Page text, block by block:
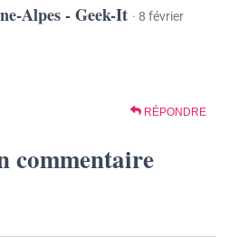
Alpes - Geek-It · 8 février
RÉPONDRE
commentaire